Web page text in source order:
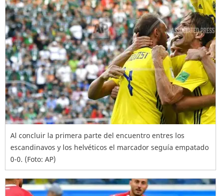
Al concluir la primera parte del encuentro entres los
escandinavos y los helvéticos el marcador seguía empatado
0-0. (Foto: AP)